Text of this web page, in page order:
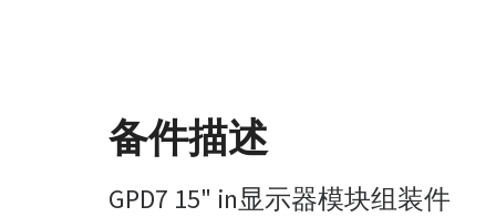
备件描述
GPD7 15" in显示器模块组装件